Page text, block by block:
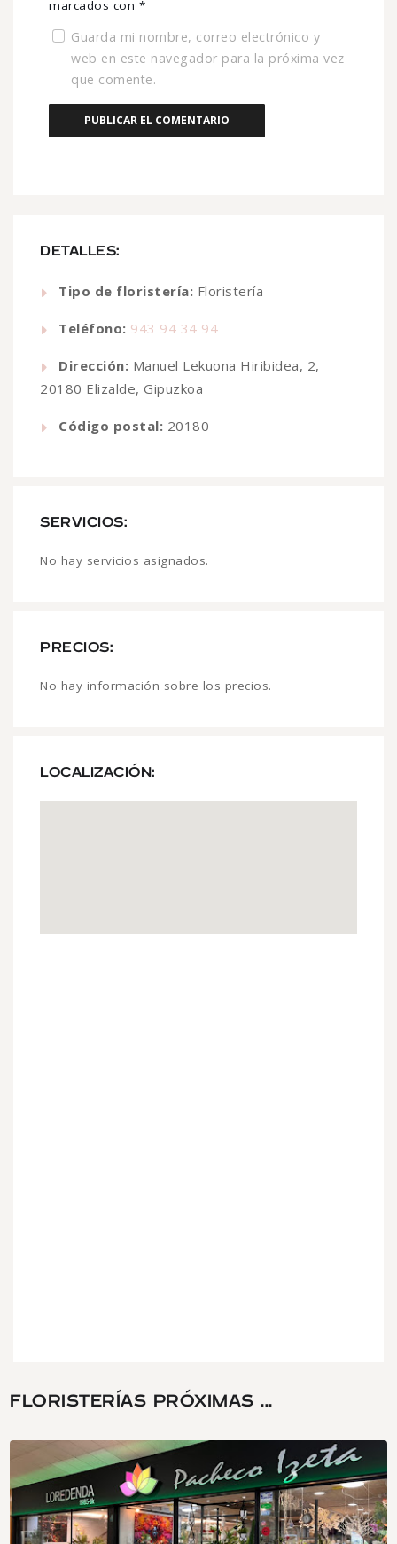
DETALLES:
Tipo de floristería: Floristería
Teléfono: 943 94 34 94
Dirección: Manuel Lekuona Hiribidea, 2,
20180 Elizalde, Gipuzkoa
Código postal: 20180
SERVICIOS:
No hay servicios asignados.
PRECIOS:
No hay información sobre los precios.
LOCALIZACIÓN:
marcados con *
Guarda mi nombre, correo electrónico y
web en este navegador para la próxima vez
que comente.
FLORISTERÍAS PRÓXIMAS ...